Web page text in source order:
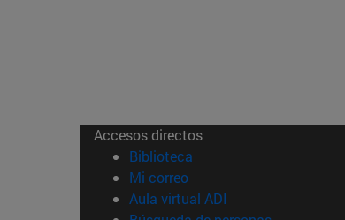
Accesos directos
Biblioteca (abre en nueva
Mi correo(abre en nueva ventana)
Aula virtual ADI (abre en nueva